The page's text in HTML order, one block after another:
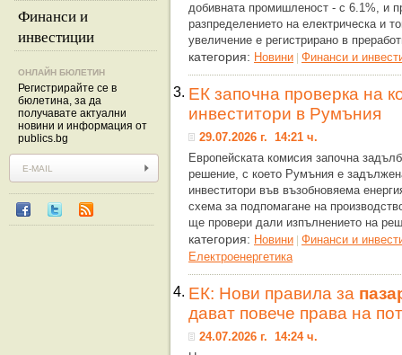
Финанси и
инвестиции
ОНЛАЙН БЮЛЕТИН
Регистрирайте се в
бюлетина, за да
получавате актуални
новини и информация от
publics.bg
добивната промишленост - с 6.1%, и
разпределението на електрическа и
увеличение е регистрирано в
категория: Новини | Финанси и
3. ЕК започна проверка на
инвеститори в Румъния
29.07.2026 г. 14:21 ч.
Европейската комисия започна
решение, с което Румъния е
инвеститори във възобновяема
схема за подпомагане на
ще провери дали изпълнението на
категория: Новини | Финанси и
Eлектроенергетика
4. ЕК: Нови правила за
дават повече права на
24.07.2026 г. 14:24 ч.